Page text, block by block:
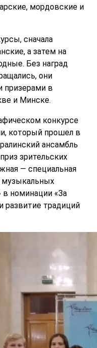
мордовские и
сначала
а затем на
Без наград
они
призерами в
и Минске.
конкурсе
который прошел в
ансамбль
зрительских
— специальная
музыкальных
в номинации «За
развитие традиций